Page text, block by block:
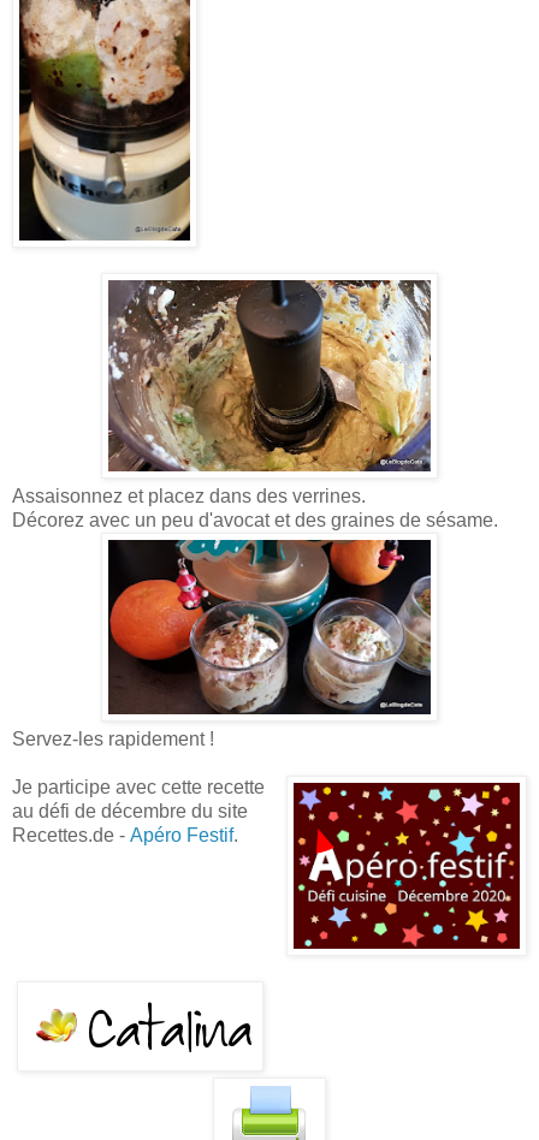
Assaisonnez et placez dans des verrines.
Décorez avec un peu d'avocat et des graines de sésame.
Servez-les rapidement !
Je participe avec cette recette
au défi de décembre du site
Recettes.de - Apéro Festif.